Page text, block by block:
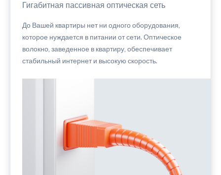
Гигабитная пассивная оптическая сеть
До Вашей квартиры нет ни одного оборудования,
которое нуждается в питании от сети. Оптическое
волокно, заведенное в квартиру, обеспечивает
стабильный интернет и высокую скорость.